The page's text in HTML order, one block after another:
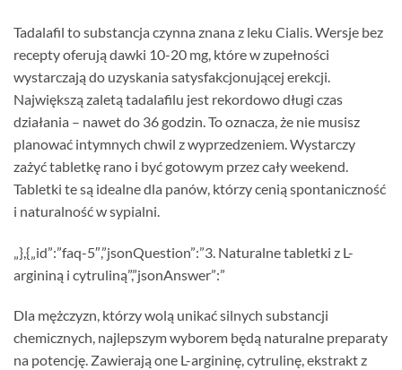
Tadalafil to substancja czynna znana z leku Cialis. Wersje bez
recepty oferują dawki 10-20 mg, które w zupełności
wystarczają do uzyskania satysfakcjonującej erekcji.
Największą zaletą tadalafilu jest rekordowo długi czas
działania – nawet do 36 godzin. To oznacza, że nie musisz
planować intymnych chwil z wyprzedzeniem. Wystarczy
zażyć tabletkę rano i być gotowym przez cały weekend.
Tabletki te są idealne dla panów, którzy cenią spontaniczność
i naturalność w sypialni.
„},{„id”:”faq-5″,”jsonQuestion”:”3. Naturalne tabletki z L-
argininą i cytruliną”,”jsonAnswer”:”
Dla mężczyzn, którzy wolą unikać silnych substancji
chemicznych, najlepszym wyborem będą naturalne preparaty
na potencję. Zawierają one L-argininę, cytrulinę, ekstrakt z